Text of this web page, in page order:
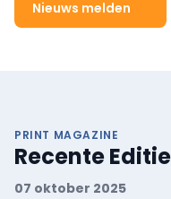
Nieuws melden
PRINT MAGAZINE
Recente Editie
07 oktober 2025